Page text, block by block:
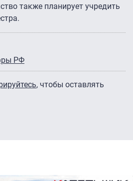
также планирует учредить
РФ
, чтобы оставлять